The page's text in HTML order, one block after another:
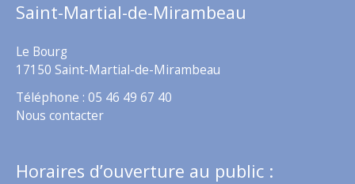
Saint-Martial-de-Mirambeau
Le Bourg
17150 Saint-Martial-de-Mirambeau
Téléphone : 05 46 49 67 40
Nous contacter
Horaires d’ouverture au public :